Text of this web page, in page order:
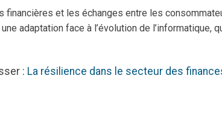
financières et les échanges entre les
adaptation face à l’évolution de l’informatique,
: La résilience dans le secteur des